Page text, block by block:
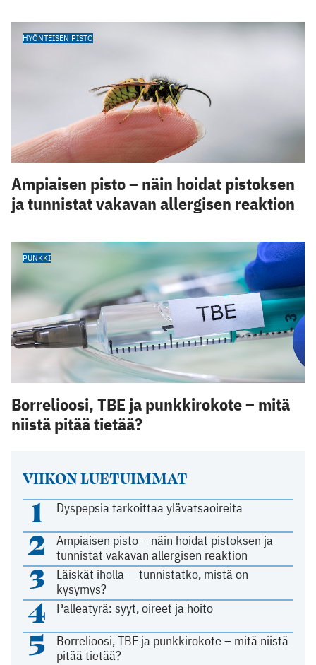
VIIKON LUETUIMMAT
1 Dyspepsia tarkoittaa ylävatsaoireita
2
Ampiaisen pisto – näin hoidat pistoksen ja
tunnistat vakavan allergisen reaktion
3
Läiskät iholla — tunnistatko, mistä on
kysymys?
4 Palleatyrä: syyt, oireet ja hoito
5
Borrelioosi, TBE ja punkkirokote – mitä niistä
pitää tietää?
HYÖNTEISEN PISTO
Ampiaisen pisto – näin hoidat pistoksen
ja tunnistat vakavan allergisen reaktion
PUNKKI
Borrelioosi, TBE ja punkkirokote – mitä
niistä pitää tietää?